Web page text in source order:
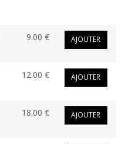
9.00 € AJOUTER
12.00 € AJOUTER
18.00 € AJOUTER